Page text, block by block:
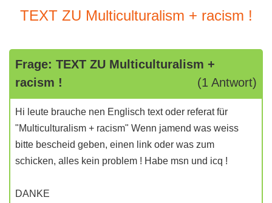
TEXT ZU Multiculturalism + racism !
Frage: TEXT ZU Multiculturalism +
racism !
(1 Antwort)
Hi leute brauche nen Englisch text oder referat für
"Multiculturalism + racism" Wenn jamend was weiss
bitte bescheid geben, einen link oder was zum
schicken, alles kein problem ! Habe msn und icq !
DANKE